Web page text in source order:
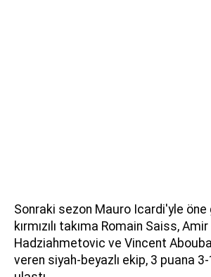
Sonraki sezon Mauro Icardi'yle öne
kırmızılı takıma Romain Saiss, Amir
Hadziahmetovic ve Vincent
veren siyah-beyazlı ekip, 3 puana